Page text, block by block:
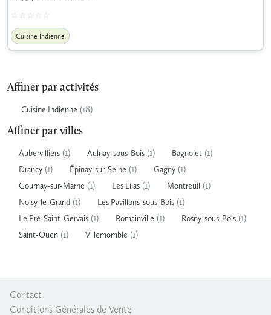
Affiner par activités
Cuisine Indienne (18)
Affiner par villes
Aubervilliers (1) Aulnay-sous-Bois (1) Bagnolet (1)
Drancy (1) Épinay-sur-Seine (1) Gagny (1)
Gournay-sur-Marne (1) Les Lilas (1) Montreuil (1)
Noisy-le-Grand (1) Les Pavillons-sous-Bois (1)
Le Pré-Saint-Gervais (1) Romainville (1) Rosny-sous-Bois (1)
Saint-Ouen (1) Villemomble (1)
Cuisine Indienne
Contact
Conditions Générales de Vente